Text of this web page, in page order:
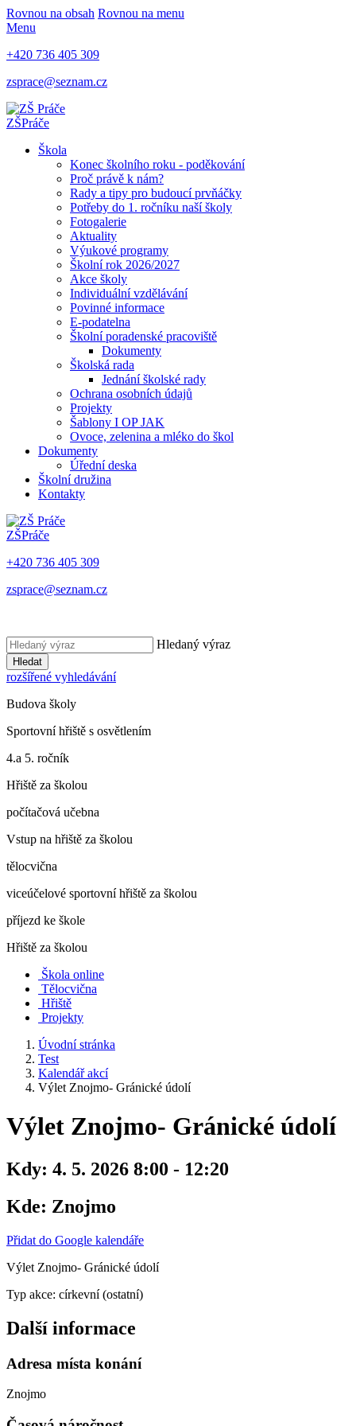
Rovnou na obsah Rovnou na menu
Menu
+420 736 405 309
zsprace@seznam.cz
ZŠPráče
Škola
Konec školního roku - poděkování
Proč právě k nám?
Rady a tipy pro budoucí prvňáčky
Potřeby do 1. ročníku naší školy
Fotogalerie
Aktuality
Výukové programy
Školní rok 2026/2027
Akce školy
Individuální vzdělávání
Povinné informace
E-podatelna
Školní poradenské pracoviště
Dokumenty
Školská rada
Jednání školské rady
Ochrana osobních údajů
Projekty
Šablony I OP JAK
Ovoce, zelenina a mléko do škol
Dokumenty
Úřední deska
Školní družina
Kontakty
ZŠPráče
+420 736 405 309
zsprace@seznam.cz
Hledaný výraz
Hledat
rozšířené vyhledávání
Budova školy
Sportovní hřiště s osvětlením
4.a 5. ročník
Hřiště za školou
počítačová učebna
Vstup na hřiště za školou
tělocvična
viceúčelové sportovní hřiště za školou
příjezd ke škole
Hřiště za školou
Škola online
Tělocvična
Hřiště
Projekty
Úvodní stránka
Test
Kalendář akcí
Výlet Znojmo- Gránické údolí
Výlet Znojmo- Gránické údolí
Kdy: 4. 5. 2026 8:00 - 12:20
Kde: Znojmo
Přidat do Google kalendáře
Výlet Znojmo- Gránické údolí
Typ akce: církevní (ostatní)
Další informace
Adresa místa konání
Znojmo